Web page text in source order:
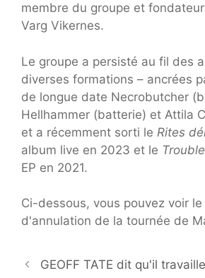
membre du groupe et
Varg Vikernes.
Le groupe a persisté au fil des
diverses formations – ancrées
de longue date Necrobutcher
Hellhammer (batterie) et Attila
et a récemment sorti le Rites
album live en 2023 et le
EP en 2021.
Ci-dessous, vous pouvez voir le
d'annulation de la tournée de
GEOFF TATE dit qu'il